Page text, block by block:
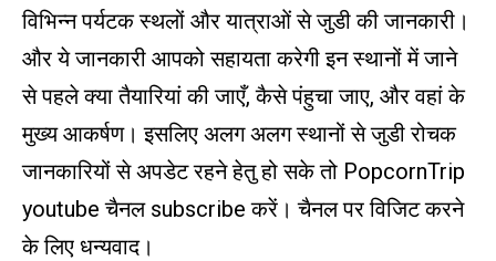
विभिन्न पर्यटक स्थलों और यात्राओं से जुडी की जानकारी।
और ये जानकारी आपको सहायता करेगी इन स्थानों में जाने
से पहले क्या तैयारियां की जाएँ, कैसे पंहुचा जाए, और वहां के
मुख्य आकर्षण। इसलिए अलग अलग स्थानों से जुडी रोचक
जानकारियों से अपडेट रहने हेतु हो सके तो PopcornTrip
youtube चैनल subscribe करें। चैनल पर विजिट करने
के लिए धन्यवाद।